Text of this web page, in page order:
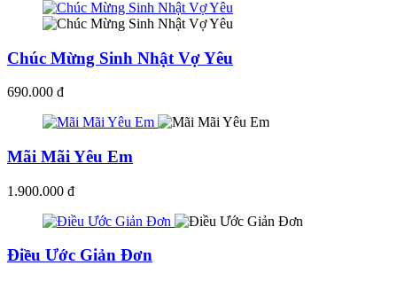
Chúc Mừng Sinh Nhật Vợ Yêu
690.000 đ
Mãi Mãi Yêu Em
1.900.000 đ
Điều Ước Giản Đơn